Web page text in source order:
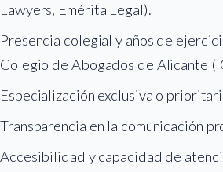
Lawyers, Emérita Legal).
Presencia colegial y años de
Colegio de Abogados de Alicante
Especialización exclusiva o
Transparencia en la comunicación
Accesibilidad y capacidad de